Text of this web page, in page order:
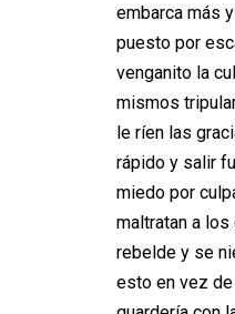
embarca más
puesto por
venganito la
mismos
le ríen las
rápido y salir
miedo por
maltratan a
rebelde y se
esto en vez de